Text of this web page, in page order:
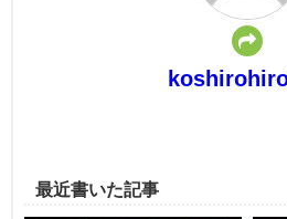
最近書いた記事